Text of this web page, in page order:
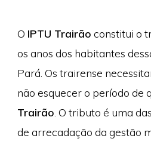
O IPTU Trairão constitui o
os anos dos habitantes
Pará. Os trairense
não esquecer o período de
Trairão . O tributo é uma
de arrecadação da gestão